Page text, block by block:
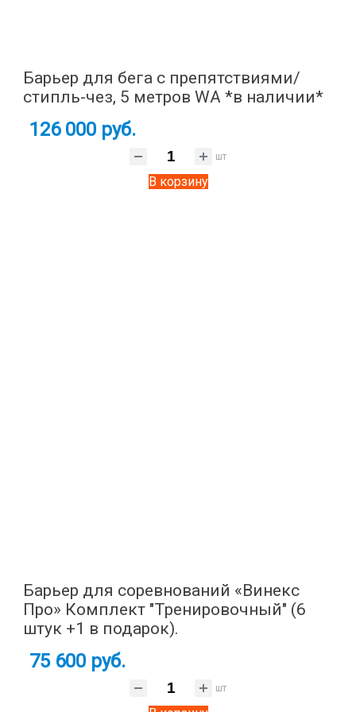
Барьер для бега с препятствиями/
стипль-чез, 5 метров WA *в наличии*
126 000 руб.
шт
В корзину
Барьер для соревнований «Винекс
Про» Комплект "Тренировочный" (6
штук +1 в подарок).
75 600 руб.
шт